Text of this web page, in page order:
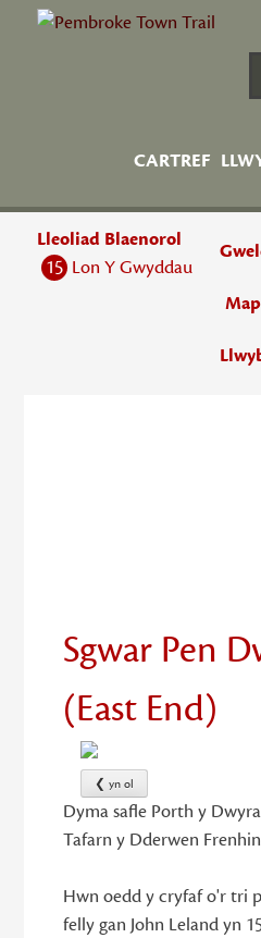
CARTREF
Lleoliad Blaenorol
15 Lon Y Gwyddau
Map
Sgwar Pen
(East End)
❮ yn ol
Dyma safle Porth y
Tafarn y Dderwen
Hwn oedd y cryfaf o'r tri
felly gan John Leland yn